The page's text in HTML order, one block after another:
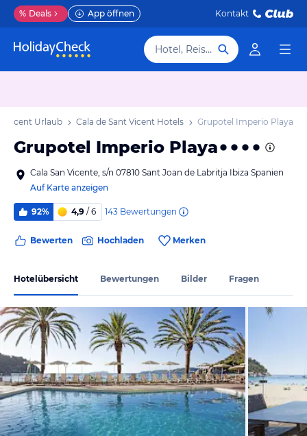
% Deals App öffnen Kontakt
Hotel, Reiseziel
Vicent Urlaub Cala de Sant Vicent Hotels Grupotel Imperio Playa
Grupotel Imperio Playa
Cala San Vicente, s/n 07810 Sant Joan de Labritja Ibiza Spanien
Auf Karte anzeigen
92% 4,9 / 6 143 Bewertungen
Bewerten Hochladen Merken
Hotelübersicht Bewertungen Bilder Fragen